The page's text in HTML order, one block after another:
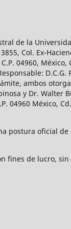
de la
Col. Ex-
04960, México,
D.C.G.
ambos
y Dr. Walter
04960 México,
postura oficial de
fines de lucro,